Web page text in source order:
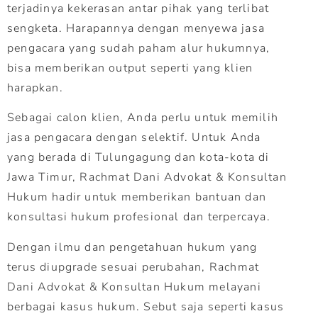
terjadinya kekerasan antar pihak yang terlibat
sengketa. Harapannya dengan menyewa jasa
pengacara yang sudah paham alur hukumnya,
bisa memberikan output seperti yang klien
harapkan.
Sebagai calon klien, Anda perlu untuk memilih
jasa pengacara dengan selektif. Untuk Anda
yang berada di Tulungagung dan kota-kota di
Jawa Timur, Rachmat Dani Advokat & Konsultan
Hukum hadir untuk memberikan bantuan dan
konsultasi hukum profesional dan terpercaya.
Dengan ilmu dan pengetahuan hukum yang
terus diupgrade sesuai perubahan, Rachmat
Dani Advokat & Konsultan Hukum melayani
berbagai kasus hukum. Sebut saja seperti kasus